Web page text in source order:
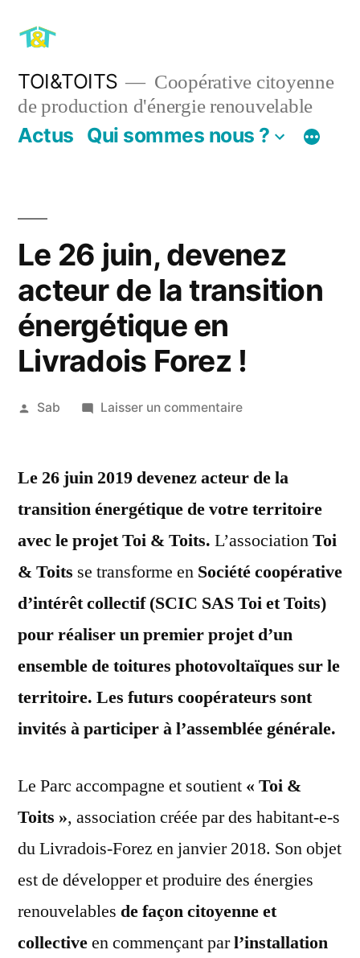
contenu
TOI&TOITS
Coopérative citoyenne
de production d'énergie renouvelable
Actus Qui sommes nous ?
Le 26 juin, devenez
acteur de la transition
énergétique en
Livradois Forez !
Publié
Sab
2019
Laisser un commentairesur
juin,
acteur
de
la
transition
énergétique
en
Forez
!
Le 26 juin 2019 devenez acteur de la
transition énergétique de votre territoire
avec le projet Toi & Toits. L’associationToi
& Toits se transforme en Société coopérative
d’intérêt collectif (SCIC SAS Toi et Toits)
pour réaliser un premier projet d’un
ensemble de toitures photovoltaïques sur le
territoire. Les futurs coopérateurs sont
invités à participer à l’assemblée générale.
Le Parc accompagne et soutient « Toi &
Toits », association créée par des habitant-e-s
du Livradois-Forez en janvier 2018. Son objet
est de développer et produire des énergies
renouvelables de façon citoyenne et
collectiveen commençant parl’installation